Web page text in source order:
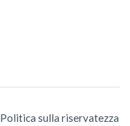
Politica sulla riservatezza